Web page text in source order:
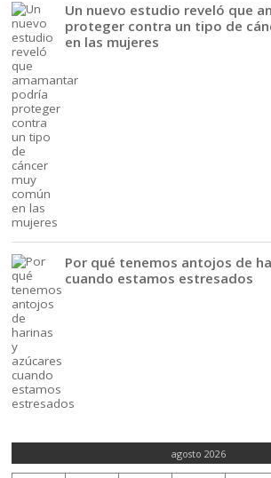
Un nuevo estudio reveló que
proteger contra un tipo de
en las mujeres
Por qué tenemos antojos de
cuando estamos estresados
agosto 2026